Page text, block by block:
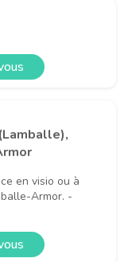
en visio ou à
Armor. -